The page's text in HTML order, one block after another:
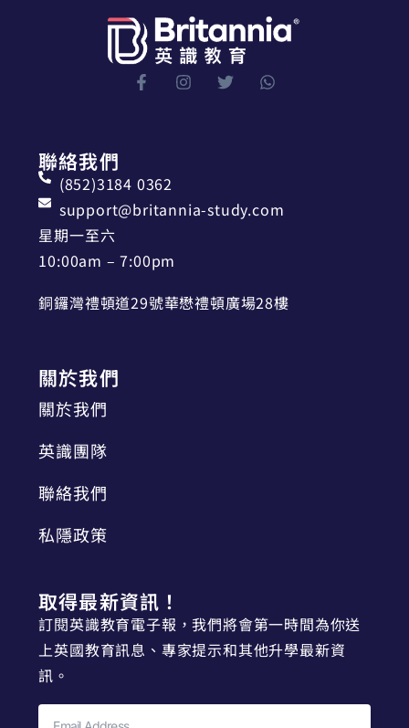
聯絡我們
(852)3184 0362
support@britannia-study.com
星期一至六
10:00am – 7:00pm
銅鑼灣禮頓道29號華懋禮頓廣場28樓
關於我們
關於我們
英識團隊
聯絡我們
私隱政策
取得最新資訊！
訂閱英識教育電子報，我們將會第一時間為你送
上英國教育訊息、專家提示和其他升學最新資
訊。